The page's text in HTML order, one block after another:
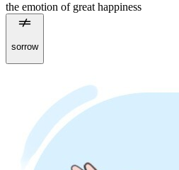
the emotion of great happiness
sorrow